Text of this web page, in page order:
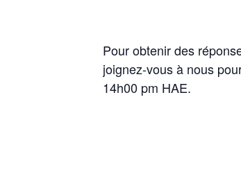
Pour obtenir des
joignez-vous à nous
14h00 pm HAE.